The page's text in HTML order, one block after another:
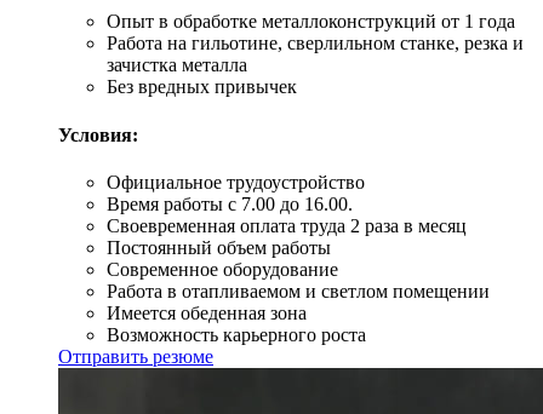
Опыт в обработке металлоконструкций от 1 года
Работа на гильотине, сверлильном станке, резка и
зачистка металла
Без вредных привычек
Условия:
Официальное трудоустройство
Время работы с 7.00 до 16.00.
Своевременная оплата труда 2 раза в месяц
Постоянный объем работы
Современное оборудование
Работа в отапливаемом и светлом помещении
Имеется обеденная зона
Возможность карьерного роста
Отправить резюме